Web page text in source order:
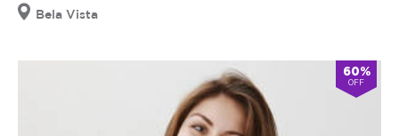
Bela Vista
60%
OFF